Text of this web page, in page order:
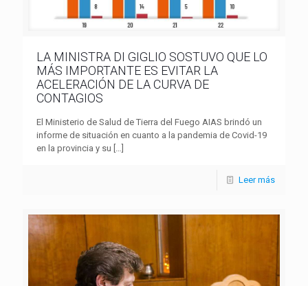
LA MINISTRA DI GIGLIO SOSTUVO QUE LO
MÁS IMPORTANTE ES EVITAR LA
ACELERACIÓN DE LA CURVA DE
CONTAGIOS
El Ministerio de Salud de Tierra del Fuego AIAS brindó un
informe de situación en cuanto a la pandemia de Covid-19
en la provincia y su […]
Leer más